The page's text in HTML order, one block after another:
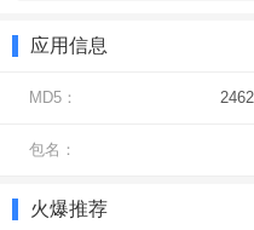
3、在场景中，可以点击各种物
应用信息
MD5：
包名：
火爆推荐